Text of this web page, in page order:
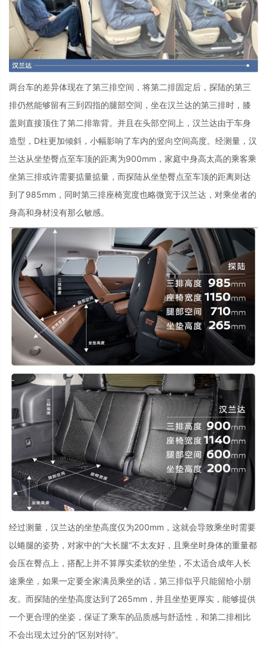
两台车的差异体现在了第三排空间，将第二排固定后，探陆的第三
排仍然能够留有三到四指的腿部空间，坐在汉兰达的第三排时，膝
盖则直接顶住了第二排靠背。并且在头部空间上，汉兰达由于车身
造型， D柱更加倾斜，小幅影响了车内的竖向空间高度。经测量，汉
兰达从坐垫臀点至车顶的距离为900mm ，家庭中身高太高的乘客乘
坐第三排或许需要掂量掂量，而探陆从坐垫臀点至车顶的距离则达
到了985mm ，同时第三排座椅宽度也略微宽于汉兰达，对乘坐者的
身高和身材没有那么敏感。
经过测量，汉兰达的坐垫高度仅为200mm ，这就会导致乘坐时需要
以蜷腿的姿势，对家中的“大长腿”不太友好，且乘坐时身体的重量都
会压在臀点上，搭配上并不算厚实柔软的坐垫，不太适合成年人长
途乘坐，如果一定要全家满员乘坐的话，第三排似乎只能留给小朋
友。而探陆的坐垫高度达到了265mm ，并且坐垫更厚实，能够提供
一个更合理的坐姿，保证了乘车的品质感与舒适性，和第二排相比
不会出现太过分的“区别对待”。